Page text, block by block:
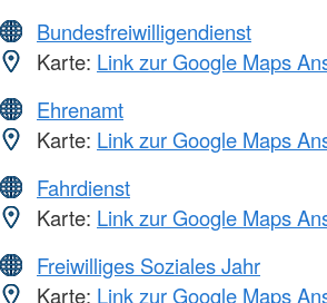
Bundesfreiwilligendienst
Karte: Link zur Google Maps
Ehrenamt
Karte: Link zur Google Maps
Fahrdienst
Karte: Link zur Google Maps
Freiwilliges Soziales Jahr
Karte: Link zur Google Maps